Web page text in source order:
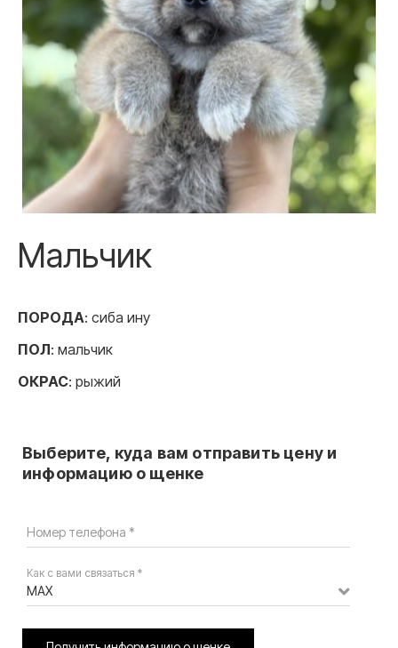
Мальчик
ПОРОДА: сиба ину
ПОЛ: мальчик
ОКРАС: рыжий
Выберите, куда вам отправить цену и
информацию о щенке
Номер телефона *
Как с вами связаться *
MAX